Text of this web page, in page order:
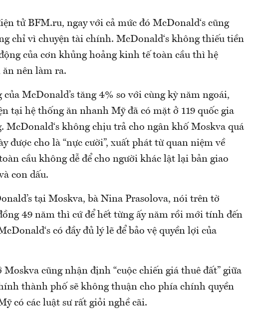
tử BFM.ru, ngay với cả mức đó McDonald‘s cũng
chỉ vì chuyện tài chính. McDonald‘s không thiếu tiền
của cơn khủng hoảng kinh tế toàn cầu thì hệ
nên làm ra.
McDonald’s tăng 4% so với cùng kỳ năm ngoái,
tại hệ thống ăn nhanh Mỹ đã có mặt ở 119 quốc gia
McDonald‘s không chịu trả cho ngân khố Moskva quá
được cho là “nực cười”, xuất phát từ quan niệm về
cầu không dễ để cho người khác lật lại bản giao
con dấu.
tại Moskva, bà Nina Prasolova, nói trên tờ
49 năm thì cứ để hết từng ấy năm rồi mới tính đến
có đầy đủ lý lẽ để bảo vệ quyền lợi của
Moskva cũng nhận định “cuộc chiến giá thuê đất” giữa
thành phố sẽ không thuận cho phía chính quyền
có các luật sư rất giỏi nghề cãi.